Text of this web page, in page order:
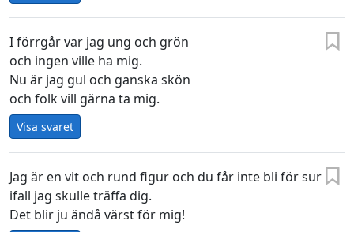
I förrgår var jag ung och grön
och ingen ville ha mig.
Nu är jag gul och ganska skön
och folk vill gärna ta mig.
Visa svaret
Jag är en vit och rund figur och du får inte bli för sur
ifall jag skulle träffa dig.
Det blir ju ändå värst för mig!